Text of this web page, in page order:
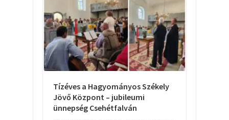
Tízéves a Hagyományos Székely
Jövő Központ – jubileumi
ünnepség Csehétfalván